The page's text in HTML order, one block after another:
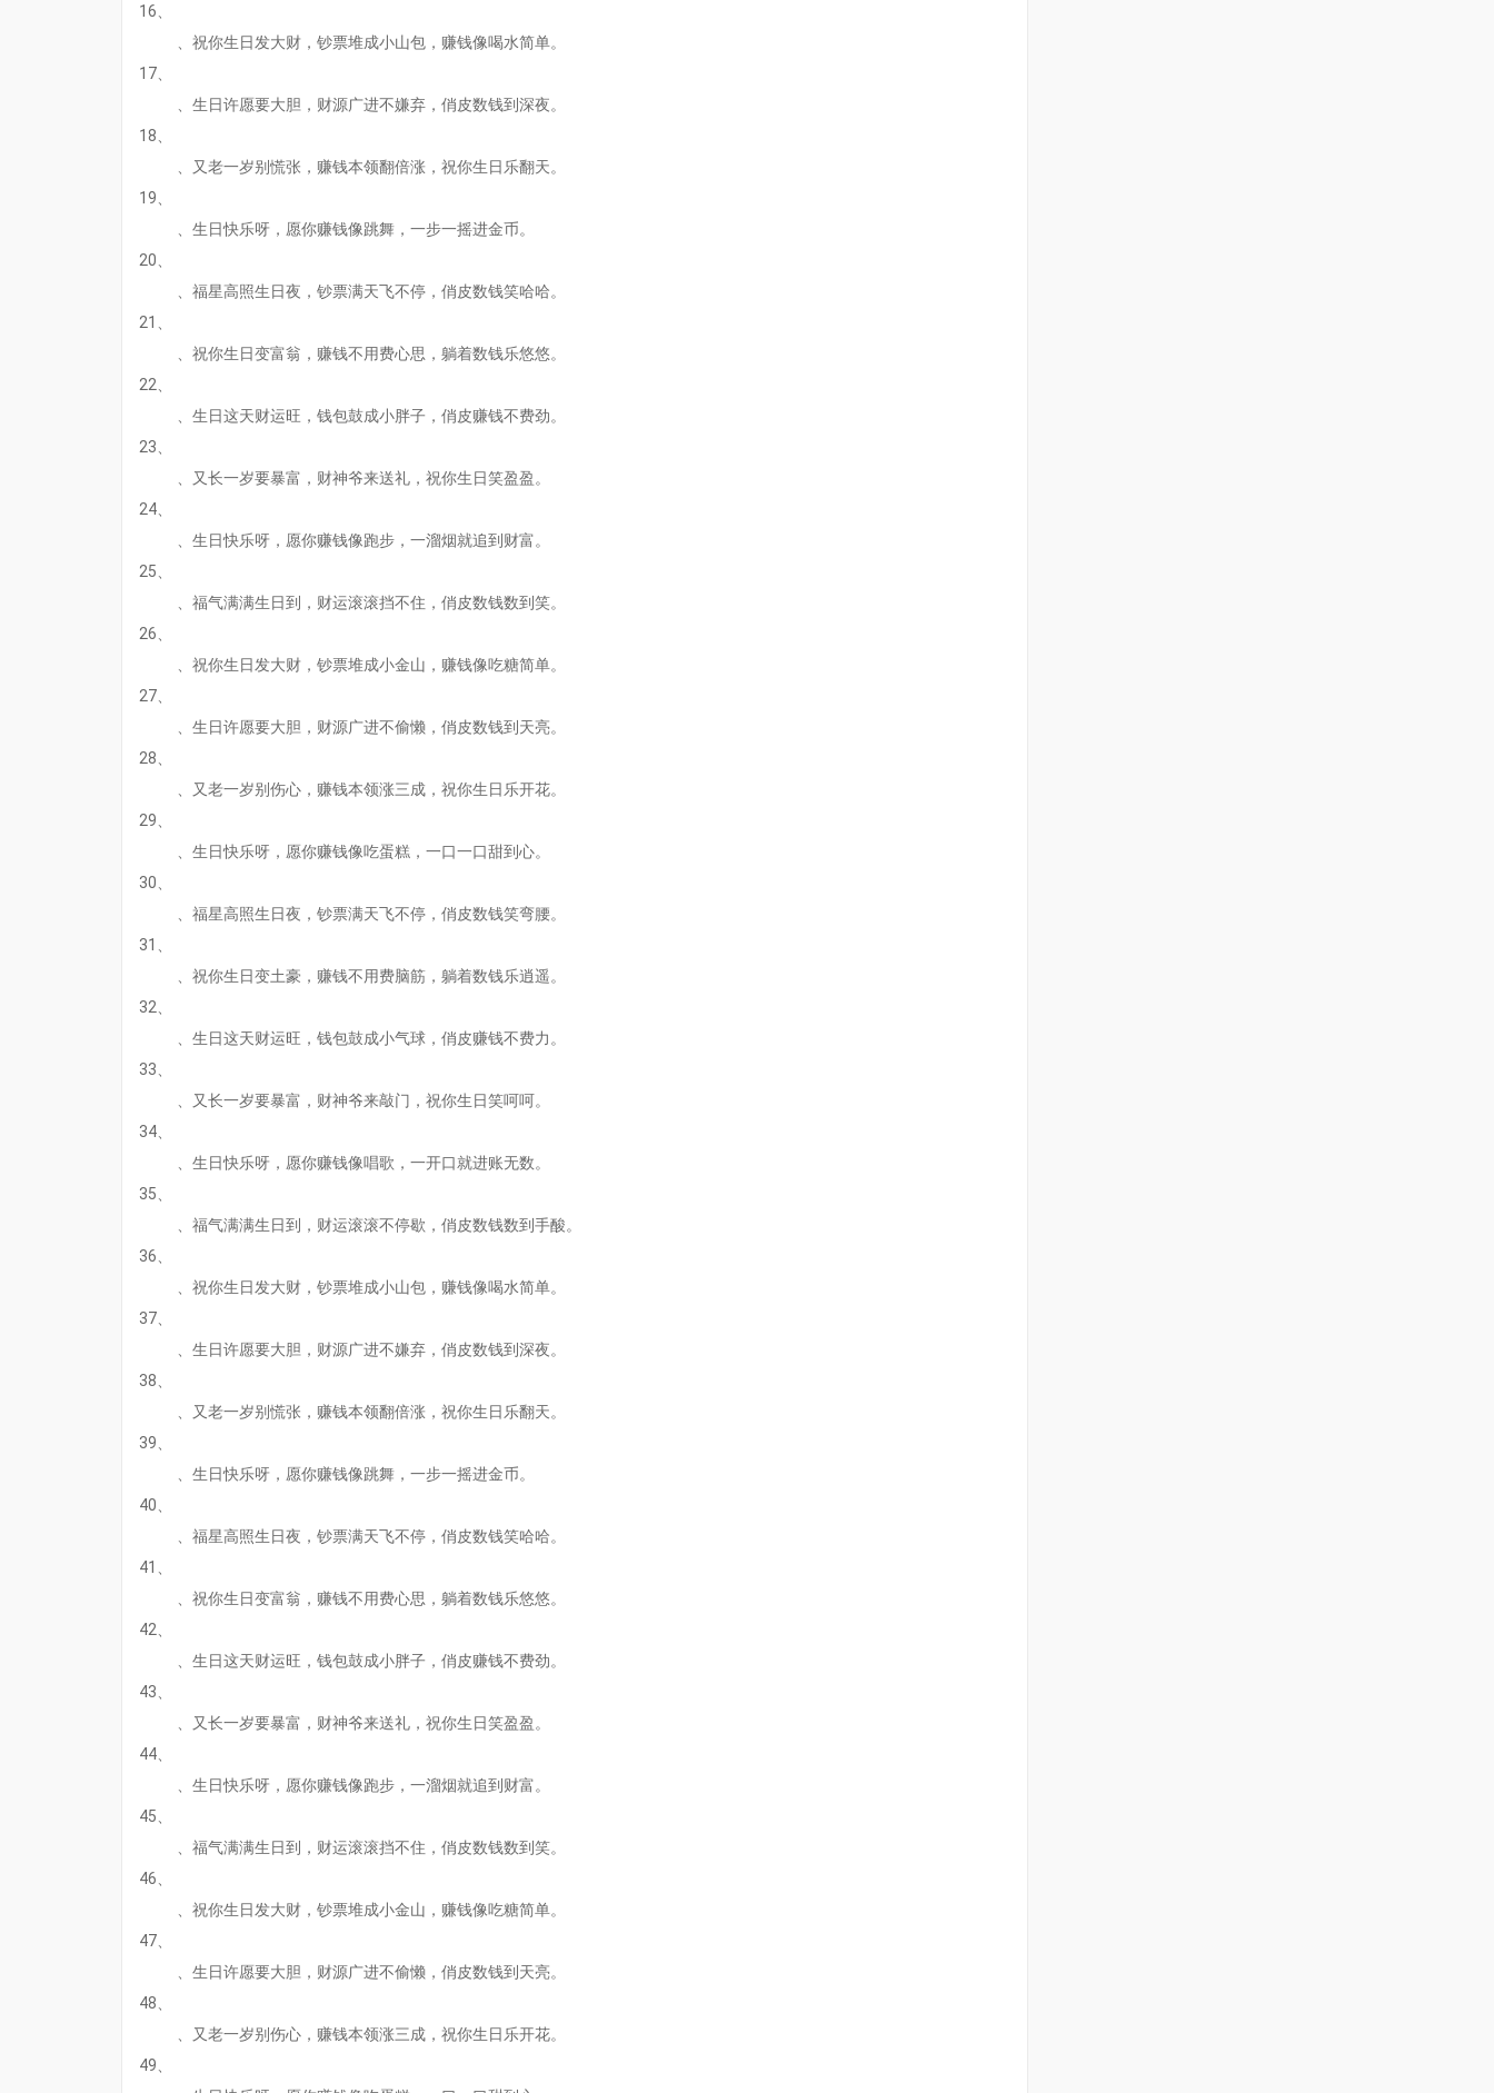
16、
、祝你生日发大财，钞票堆成小山包，赚钱像喝水简单。
17、
、生日许愿要大胆，财源广进不嫌弃，俏皮数钱到深夜。
18、
、又老一岁别慌张，赚钱本领翻倍涨，祝你生日乐翻天。
19、
、生日快乐呀，愿你赚钱像跳舞，一步一摇进金币。
20、
、福星高照生日夜，钞票满天飞不停，俏皮数钱笑哈哈。
21、
、祝你生日变富翁，赚钱不用费心思，躺着数钱乐悠悠。
22、
、生日这天财运旺，钱包鼓成小胖子，俏皮赚钱不费劲。
23、
、又长一岁要暴富，财神爷来送礼，祝你生日笑盈盈。
24、
、生日快乐呀，愿你赚钱像跑步，一溜烟就追到财富。
25、
、福气满满生日到，财运滚滚挡不住，俏皮数钱数到笑。
26、
、祝你生日发大财，钞票堆成小金山，赚钱像吃糖简单。
27、
、生日许愿要大胆，财源广进不偷懒，俏皮数钱到天亮。
28、
、又老一岁别伤心，赚钱本领涨三成，祝你生日乐开花。
29、
、生日快乐呀，愿你赚钱像吃蛋糕，一口一口甜到心。
30、
、福星高照生日夜，钞票满天飞不停，俏皮数钱笑弯腰。
31、
、祝你生日变土豪，赚钱不用费脑筋，躺着数钱乐逍遥。
32、
、生日这天财运旺，钱包鼓成小气球，俏皮赚钱不费力。
33、
、又长一岁要暴富，财神爷来敲门，祝你生日笑呵呵。
34、
、生日快乐呀，愿你赚钱像唱歌，一开口就进账无数。
35、
、福气满满生日到，财运滚滚不停歇，俏皮数钱数到手酸。
36、
、祝你生日发大财，钞票堆成小山包，赚钱像喝水简单。
37、
、生日许愿要大胆，财源广进不嫌弃，俏皮数钱到深夜。
38、
、又老一岁别慌张，赚钱本领翻倍涨，祝你生日乐翻天。
39、
、生日快乐呀，愿你赚钱像跳舞，一步一摇进金币。
40、
、福星高照生日夜，钞票满天飞不停，俏皮数钱笑哈哈。
41、
、祝你生日变富翁，赚钱不用费心思，躺着数钱乐悠悠。
42、
、生日这天财运旺，钱包鼓成小胖子，俏皮赚钱不费劲。
43、
、又长一岁要暴富，财神爷来送礼，祝你生日笑盈盈。
44、
、生日快乐呀，愿你赚钱像跑步，一溜烟就追到财富。
45、
、福气满满生日到，财运滚滚挡不住，俏皮数钱数到笑。
46、
、祝你生日发大财，钞票堆成小金山，赚钱像吃糖简单。
47、
、生日许愿要大胆，财源广进不偷懒，俏皮数钱到天亮。
48、
、又老一岁别伤心，赚钱本领涨三成，祝你生日乐开花。
49、